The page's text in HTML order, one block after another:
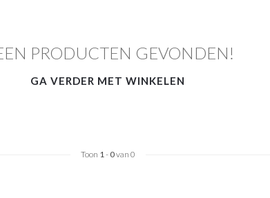
PRODUCTEN GEVONDEN!
GA VERDER MET WINKELEN
Toon 1- 0van 0